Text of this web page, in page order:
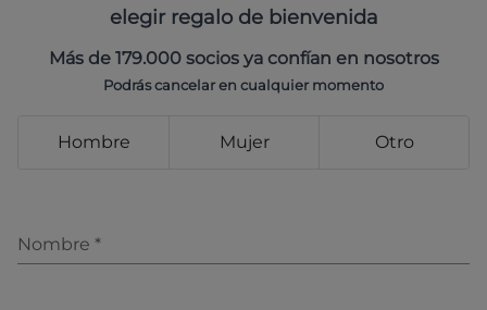
elegir regalo de bienvenida
Más de 179.000 socios ya confían en nosotros
Podrás cancelar en cualquier momento
Hombre Mujer Otro
Nombre *